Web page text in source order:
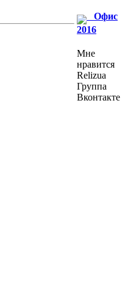
Офис
2016
Мне
нравится
Relizua
Группа
Вконтакте